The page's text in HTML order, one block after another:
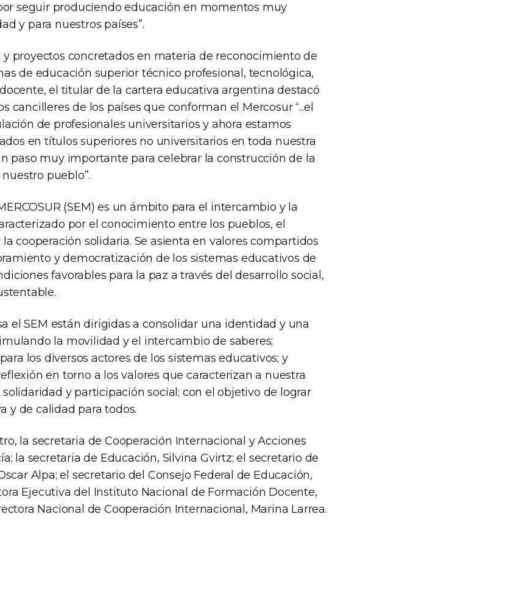
seguir produciendo educación en momentos muy
y para nuestros países”.
proyectos concretados en materia de reconocimiento de
de educación superior técnico profesional, tecnológica,
el titular de la cartera educativa argentina destacó
cancilleres de los países que conforman el Mercosur “...el
de profesionales universitarios y ahora estamos
en títulos superiores no universitarios en toda nuestra
paso muy importante para celebrar la construcción de la
pueblo”.
(SEM) es un ámbito para el intercambio y la
por el conocimiento entre los pueblos, el
cooperación solidaria. Se asienta en valores compartidos
y democratización de los sistemas educativos de
favorables para la paz a través del desarrollo social,
el SEM están dirigidas a consolidar una identidad y una
la movilidad y el intercambio de saberes;
los diversos actores de los sistemas educativos; y
en torno a los valores que caracterizan a nuestra
y participación social; con el objetivo de lograr
y de calidad para todos.
la secretaria de Cooperación Internacional y Acciones
la secretaria de Educación, Silvina Gvirtz; el secretario de
Alpa; el secretario del Consejo Federal de Educación,
Ejecutiva del Instituto Nacional de Formación Docente,
Nacional de Cooperación Internacional, Marina Larrea.